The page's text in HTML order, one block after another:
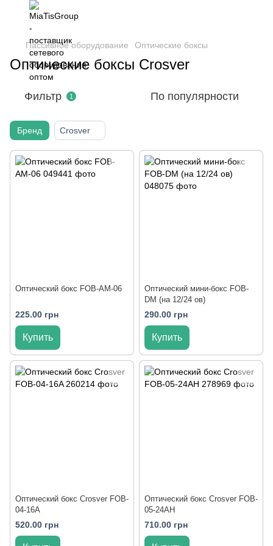
Пассивное оборудование Оптические боксы
Оптические боксы Crosver
Фильтр 1 По популярности
Бренд Crosver
Оптический бокс FOB-AM-06
225.00 грн
Купить
Оптический мини-бокс FOB-
DM (на 12/24 ов)
290.00 грн
Купить
Оптический бокс Crosver FOB-
04-16A
520.00 грн
Оптический бокс Crosver FOB-
05-24AH
710.00 грн